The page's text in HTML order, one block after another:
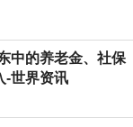
中的养老金、社保
-世界资讯